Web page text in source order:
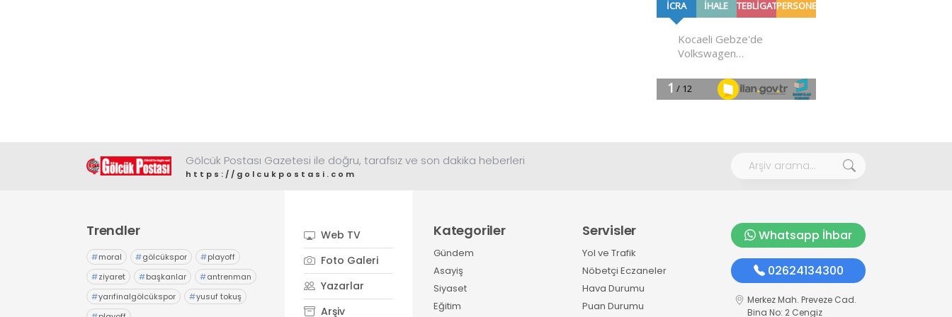
Gölcük Postası Gazetesi ile doğru, tarafsız ve son dakika heberleri
https://golcukpostasi.com
Trendler
#moral #gölcükspor #playoff
#ziyaret #başkanlar #antrenman
#yarıfinalgölcükspor #yusuf tokuş
Web TV
Foto Galeri
Yazarlar
Arşiv
Kategoriler
Gündem
Asayiş
Siyaset
Eğitim
Servisler
Yol ve Trafik
Nöbetçi Eczaneler
Hava Durumu
Puan Durumu
Whatsapp İhbar
02624134300
Merkez Mah. Preveze Cad.
Bina No: 2 Cengiz